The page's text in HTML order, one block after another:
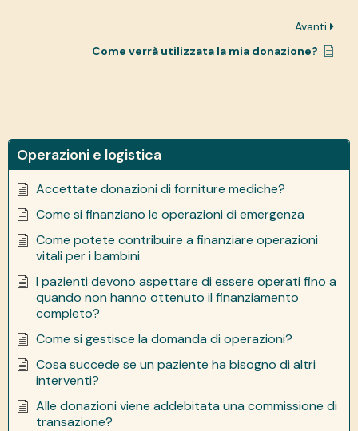
Operazioni e logistica
Accettate donazioni di forniture mediche?
Come si finanziano le operazioni di emergenza
Come potete contribuire a finanziare operazioni
vitali per i bambini
I pazienti devono aspettare di essere operati fino a
quando non hanno ottenuto il finanziamento
completo?
Come si gestisce la domanda di operazioni?
Cosa succede se un paziente ha bisogno di altri
interventi?
Alle donazioni viene addebitata una commissione di
transazione?
Avanti
Come verrà utilizzata la mia donazione?